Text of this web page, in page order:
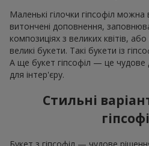
Маленькі гілочки гіпсофіл
витончені доповнення,
композиціях з великих квітів,
великі букети. Такі букети із
А ще букет гіпсофіл — це
для інтер'єру.
Стильні
Букет з гіпсофіл — чудове